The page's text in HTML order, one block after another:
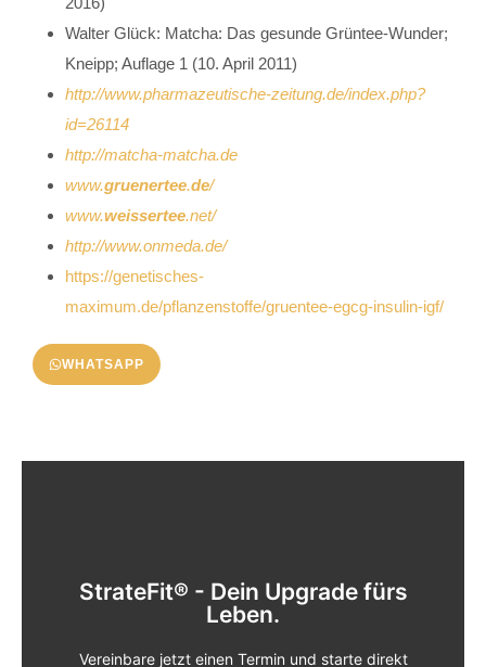
Walter Glück: Matcha: Das gesunde Grüntee-Wunder;
Kneipp; Auflage 1 (10. April 2011)
http://www.pharmazeutische-zeitung.de/index.php?
id=26114
http://matcha-matcha.de
www.gruenertee.de/
www.weissertee.net/
http://www.onmeda.de/
https://genetisches-
maximum.de/pflanzenstoffe/gruentee-egcg-insulin-igf/
WHATSAPP
StrateFit® - Dein Upgrade fürs
Leben.
Vereinbare jetzt einen Termin und starte direkt
Schreibe uns auf WhatsApp:
WHATSAPP ÖFFNEN